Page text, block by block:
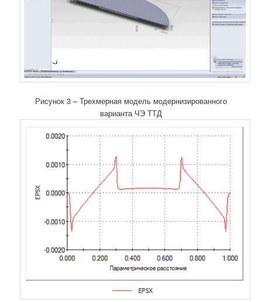
Рисунок 3 – Трехмерная модель модернизированного
варианта ЧЭ ТТД